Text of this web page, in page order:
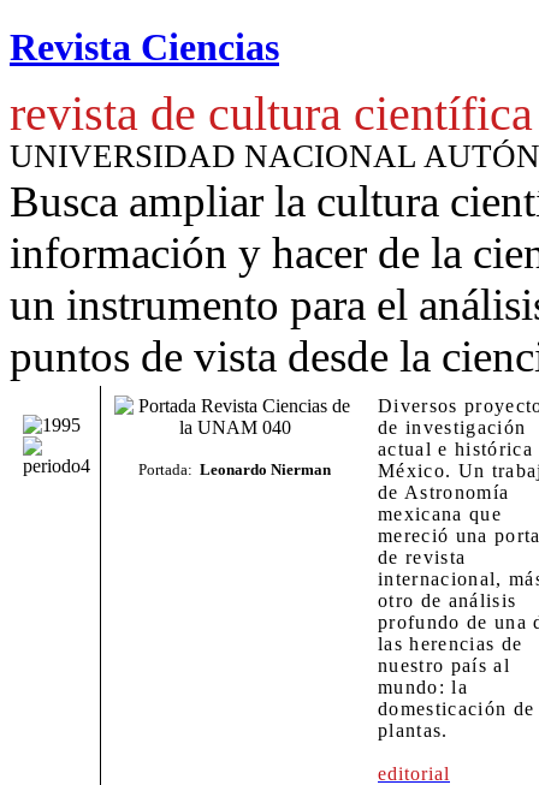
Revista Ciencias
revista de cultura científica
UNIVERSIDAD NACIONAL
Busca ampliar la cultura
información y hacer de la
un instrumento para el
puntos de vista desde la
Portada: Leonardo Nierman
Diversos
de investigación
actual e histórica
México. Un
de Astronomía
mexicana que
mereció una
de revista
internacional,
otro de análisis
profundo de una
las herencias de
nuestro país al
mundo: la
domesticación de
plantas.
editorial